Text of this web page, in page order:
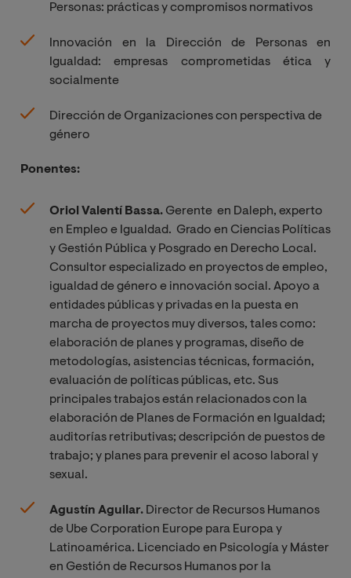
Personas: prácticas y compromisos normativos
Innovación en la Dirección de Personas en
Igualdad: empresas comprometidas ética y
socialmente
Dirección de Organizaciones con perspectiva de
género
Ponentes:
Oriol Valentí Bassa. Gerente en Daleph, experto
en Empleo e Igualdad. Grado en Ciencias Políticas
y Gestión Pública y Posgrado en Derecho Local.
Consultor especializado en proyectos de empleo,
igualdad de género e innovación social. Apoyo a
entidades públicas y privadas en la puesta en
marcha de proyectos muy diversos, tales como:
elaboración de planes y programas, diseño de
metodologías, asistencias técnicas, formación,
evaluación de políticas públicas, etc. Sus
principales trabajos están relacionados con la
elaboración de Planes de Formación en Igualdad;
auditorías retributivas; descripción de puestos de
trabajo; y planes para prevenir el acoso laboral y
sexual.
Agustín Aguilar. Director de Recursos Humanos
de Ube Corporation Europe para Europa y
Latinoamérica. Licenciado en Psicología y Máster
en Gestión de Recursos Humanos por la